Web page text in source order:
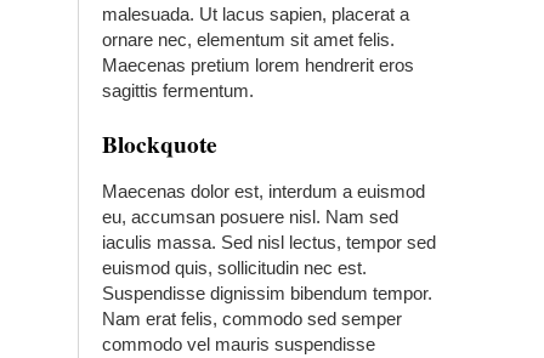
malesuada. Ut lacus sapien, placerat a
ornare nec, elementum sit amet felis.
Maecenas pretium lorem hendrerit eros
sagittis fermentum.
Blockquote
Maecenas dolor est, interdum a euismod
eu, accumsan posuere nisl. Nam sed
iaculis massa. Sed nisl lectus, tempor sed
euismod quis, sollicitudin nec est.
Suspendisse dignissim bibendum tempor.
Nam erat felis, commodo sed semper
commodo vel mauris suspendisse